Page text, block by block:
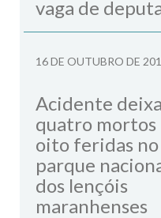
vaga de
16 DE OUTUBRO DE
Acidente
quatro mortos
oito feridas no
parque
dos lençóis
maranhenses